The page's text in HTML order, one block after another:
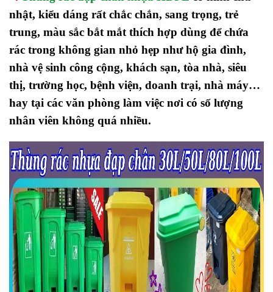
nhật, kiểu dáng rất chắc chắn, sang trọng, trẻ
trung, màu sắc bắt mắt thích hợp dùng để chứa
rác trong không gian nhỏ hẹp như hộ gia đình,
nhà vệ sinh công cộng, khách sạn, tòa nhà, siêu
thị, trường học, bệnh viện, doanh trại, nhà máy…
hay tại các văn phòng làm việc nơi có số lượng
nhân viên không quá nhiều.